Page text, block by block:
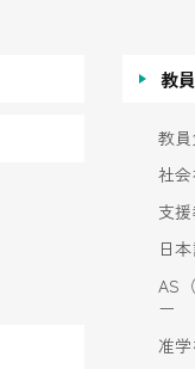
教
教
社
支
日
AS
ー
准